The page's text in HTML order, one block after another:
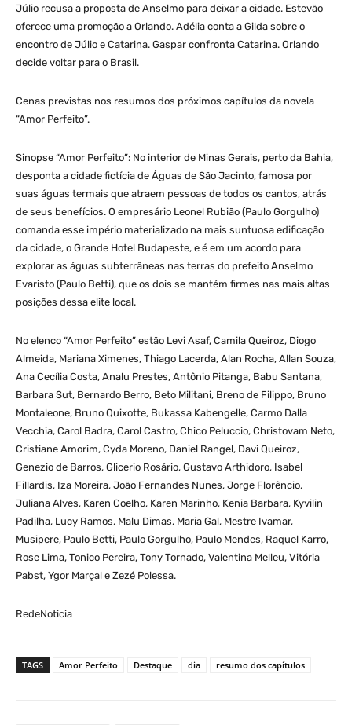
Júlio recusa a proposta de Anselmo para deixar a cidade. Estevão
oferece uma promoção a Orlando. Adélia conta a Gilda sobre o
encontro de Júlio e Catarina. Gaspar confronta Catarina. Orlando
decide voltar para o Brasil.
Cenas previstas nos resumos dos próximos capítulos da novela
“Amor Perfeito”.
Sinopse “Amor Perfeito”: No interior de Minas Gerais, perto da Bahia,
desponta a cidade fictícia de Águas de São Jacinto, famosa por
suas águas termais que atraem pessoas de todos os cantos, atrás
de seus benefícios. O empresário Leonel Rubião (Paulo Gorgulho)
comanda esse império materializado na mais suntuosa edificação
da cidade, o Grande Hotel Budapeste, e é em um acordo para
explorar as águas subterrâneas nas terras do prefeito Anselmo
Evaristo (Paulo Betti), que os dois se mantém firmes nas mais altas
posições dessa elite local.
No elenco “Amor Perfeito” estão Levi Asaf, Camila Queiroz, Diogo
Almeida, Mariana Ximenes, Thiago Lacerda, Alan Rocha, Allan Souza,
Ana Cecília Costa, Analu Prestes, Antônio Pitanga, Babu Santana,
Barbara Sut, Bernardo Berro, Beto Militani, Breno de Filippo, Bruno
Montaleone, Bruno Quixotte, Bukassa Kabengelle, Carmo Dalla
Vecchia, Carol Badra, Carol Castro, Chico Peluccio, Christovam Neto,
Cristiane Amorim, Cyda Moreno, Daniel Rangel, Davi Queiroz,
Genezio de Barros, Glicerio Rosário, Gustavo Arthidoro, Isabel
Fillardis, Iza Moreira, João Fernandes Nunes, Jorge Florêncio,
Juliana Alves, Karen Coelho, Karen Marinho, Kenia Barbara, Kyvilin
Padilha, Lucy Ramos, Malu Dimas, Maria Gal, Mestre Ivamar,
Musipere, Paulo Betti, Paulo Gorgulho, Paulo Mendes, Raquel Karro,
Rose Lima, Tonico Pereira, Tony Tornado, Valentina Melleu, Vitória
Pabst, Ygor Marçal e Zezé Polessa.
RedeNoticia
TAGS Amor Perfeito Destaque dia resumo dos capítulos